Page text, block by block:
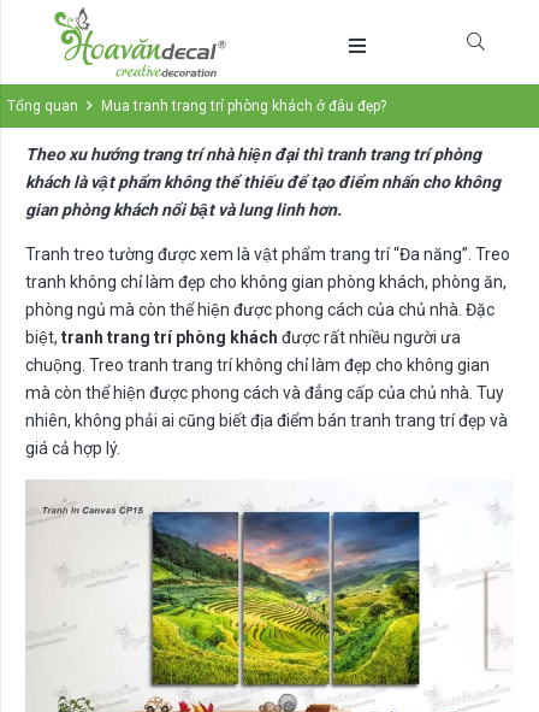
Tổng quan Mua tranh trang trí phòng khách ở đâu đẹp?
Theo xu hướng trang trí nhà hiện đại thì tranh trang trí phòng
khách là vật phẩm không thể thiếu để tạo điểm nhấn cho không
gian phòng khách nổi bật và lung linh hơn.
Tranh treo tường được xem là vật phẩm trang trí “Đa năng”. Treo
tranh không chỉ làm đẹp cho không gian phòng khách, phòng ăn,
phòng ngủ mà còn thể hiện được phong cách của chủ nhà. Đặc
biệt, tranh trang trí phòng khách được rất nhiều người ưa
chuộng. Treo tranh trang trí không chỉ làm đẹp cho không gian
mà còn thể hiện được phong cách và đẳng cấp của chủ nhà. Tuy
nhiên, không phải ai cũng biết địa điểm bán tranh trang trí đẹp và
giá cả hợp lý.